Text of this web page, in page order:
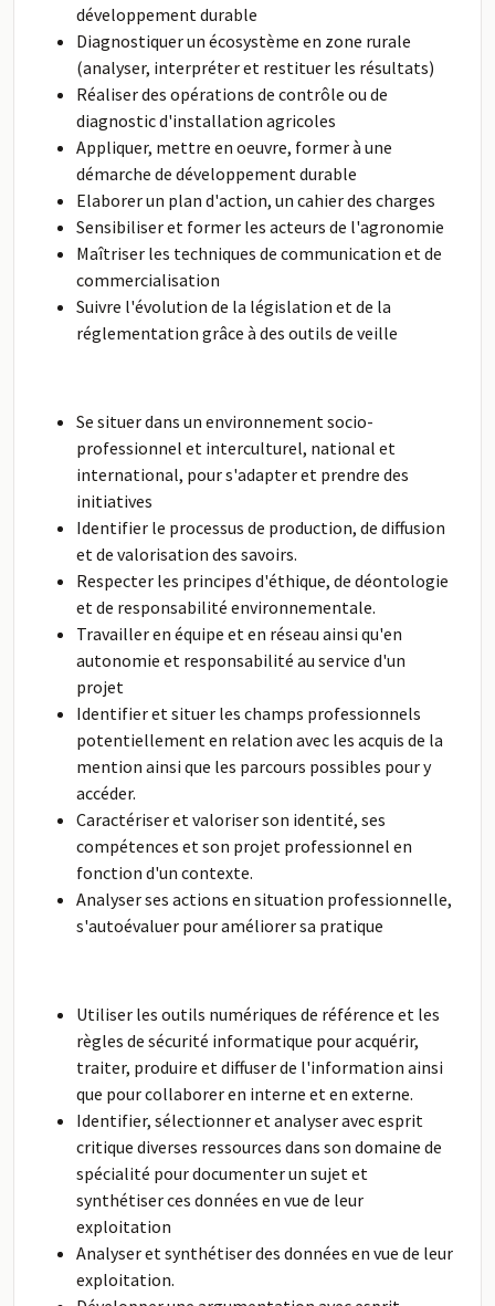
développement durable
Diagnostiquer un écosystème en zone rurale
(analyser, interpréter et restituer les résultats)
Réaliser des opérations de contrôle ou de
diagnostic d'installation agricoles
Appliquer, mettre en oeuvre, former à une
démarche de développement durable
Elaborer un plan d'action, un cahier des charges
Sensibiliser et former les acteurs de l'agronomie
Maîtriser les techniques de communication et de
commercialisation
Suivre l'évolution de la législation et de la
réglementation grâce à des outils de veille
Se situer dans un environnement socio-
professionnel et interculturel, national et
international, pour s'adapter et prendre des
initiatives
Identifier le processus de production, de diffusion
et de valorisation des savoirs.
Respecter les principes d'éthique, de déontologie
et de responsabilité environnementale.
Travailler en équipe et en réseau ainsi qu'en
autonomie et responsabilité au service d'un
projet
Identifier et situer les champs professionnels
potentiellement en relation avec les acquis de la
mention ainsi que les parcours possibles pour y
accéder.
Caractériser et valoriser son identité, ses
compétences et son projet professionnel en
fonction d'un contexte.
Analyser ses actions en situation professionnelle,
s'autoévaluer pour améliorer sa pratique
Utiliser les outils numériques de référence et les
règles de sécurité informatique pour acquérir,
traiter, produire et diffuser de l'information ainsi
que pour collaborer en interne et en externe.
Identifier, sélectionner et analyser avec esprit
critique diverses ressources dans son domaine de
spécialité pour documenter un sujet et
synthétiser ces données en vue de leur
exploitation
Analyser et synthétiser des données en vue de leur
exploitation.